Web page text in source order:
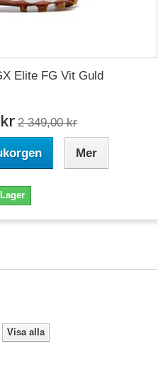
Elite FG Vit Guld
2 349,00 kr
Mer
I Lager
Visa alla